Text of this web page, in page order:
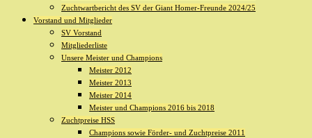
Zuchtwartbericht des SV der Giant Homer-Freunde 2024/25
Vorstand und Mitglieder
SV Vorstand
Mitgliederliste
Unsere Meister und Champions
Meister 2012
Meister 2013
Meister 2014
Meister und Champions 2016 bis 2018
Zuchtpreise HSS
Champions sowie Förder- und Zuchtpreise 2011